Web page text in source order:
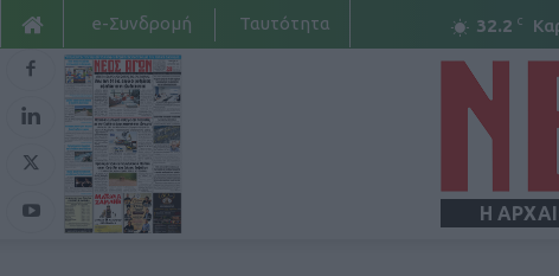
32.2 C
e-Συνδρομή Ταυτότητα
Η